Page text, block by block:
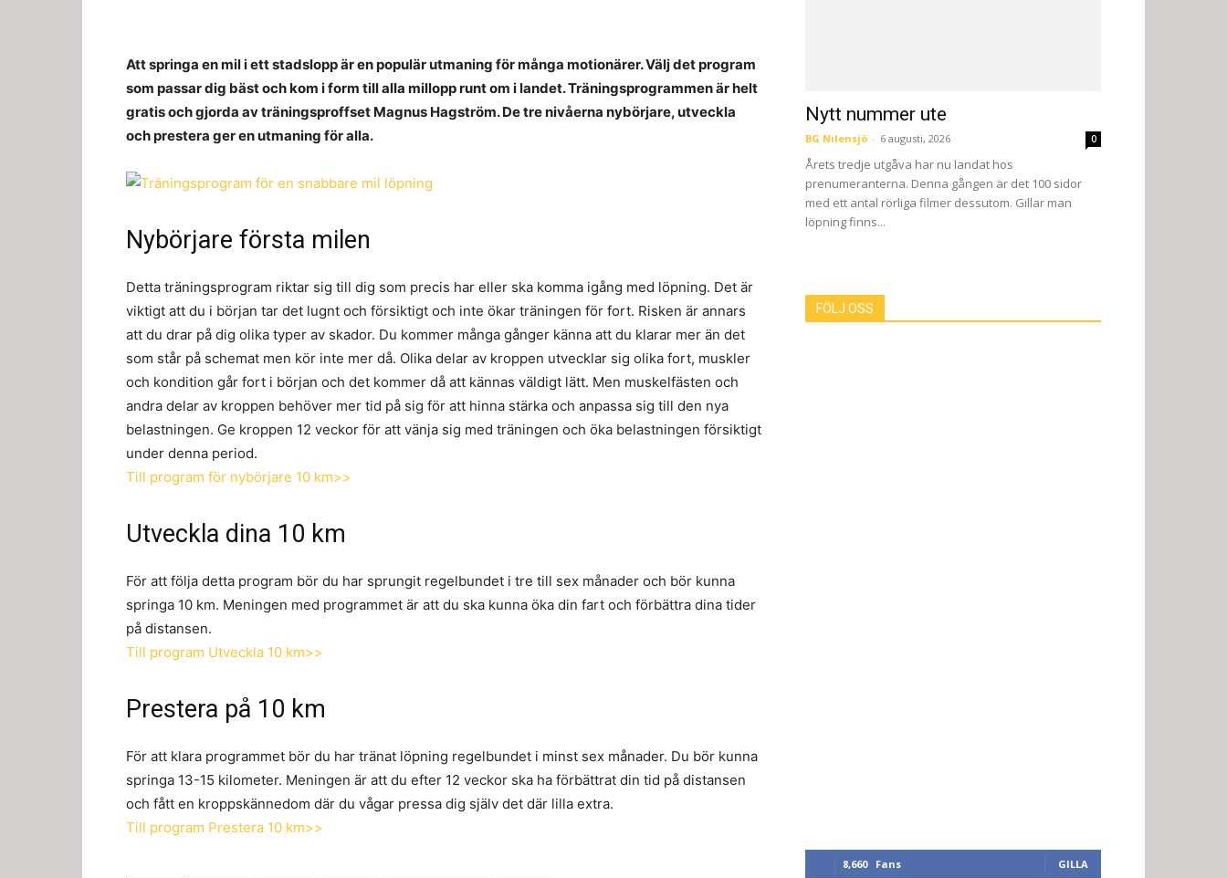
Att springa en mil i ett stadslopp är en populär utmaning för många motionärer. Välj det program
som passar dig bäst och kom i form till alla millopp runt om i landet. Träningsprogrammen är helt
gratis och gjorda av träningsproffset Magnus Hagström. De tre nivåerna nybörjare, utveckla
och prestera ger en utmaning för alla.
Nybörjare första milen
Detta träningsprogram riktar sig till dig som precis har eller ska komma igång med löpning. Det är
viktigt att du i början tar det lugnt och försiktigt och inte ökar träningen för fort. Risken är annars
att du drar på dig olika typer av skador. Du kommer många gånger känna att du klarar mer än det
som står på schemat men kör inte mer då. Olika delar av kroppen utvecklar sig olika fort, muskler
och kondition går fort i början och det kommer då att kännas väldigt lätt. Men muskelfästen och
andra delar av kroppen behöver mer tid på sig för att hinna stärka och anpassa sig till den nya
belastningen. Ge kroppen 12 veckor för att vänja sig med träningen och öka belastningen försiktigt
under denna period.
Till program för nybörjare 10 km>>
Utveckla dina 10 km
För att följa detta program bör du har sprungit regelbundet i tre till sex månader och bör kunna
springa 10 km. Meningen med programmet är att du ska kunna öka din fart och förbättra dina tider
på distansen.
Till program Utveckla 10 km>>
Prestera på 10 km
För att klara programmet bör du har tränat löpning regelbundet i minst sex månader. Du bör kunna
springa 13-15 kilometer. Meningen är att du efter 12 veckor ska ha förbättrat din tid på distansen
och fått en kroppskännedom där du vågar pressa dig själv det där lilla extra.
Till program Prestera 10 km>>
Nytt nummer ute
BG Nilensjö - 6 augusti, 2026 0
Årets tredje utgåva har nu landat hos
prenumeranterna. Denna gången är det 100 sidor
med ett antal rörliga filmer dessutom. Gillar man
löpning finns...
FÖLJ OSS
8,660 Fans GILLA